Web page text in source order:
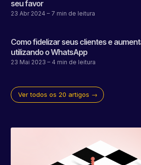
seu favor
23 Abr 2024 – 7 min de leitura
Como fidelizar seus clientes e
utilizando o WhatsApp
23 Mai 2023 – 4 min de leitura
Ver todos os 20 artigos →